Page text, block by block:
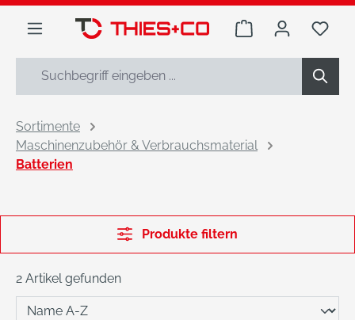
springen
Warenkorb Du
Sortimente
Maschinenzubehör & Verbrauchsmaterial
Batterien
Produkte filtern
2 Artikel gefunden